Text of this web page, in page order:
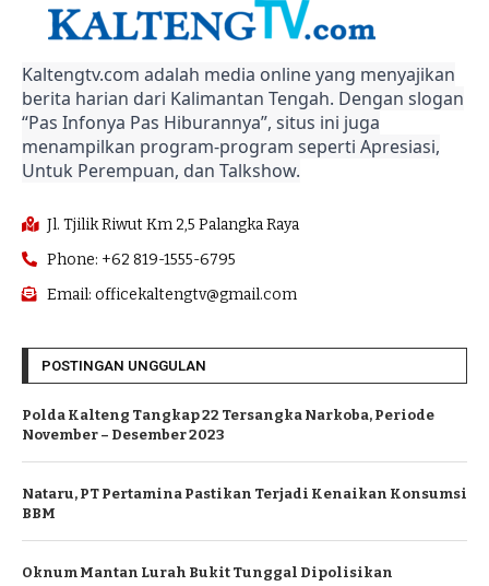
Kaltengtv.com adalah media online yang menyajikan
berita harian dari Kalimantan Tengah. Dengan slogan
“Pas Infonya Pas Hiburannya”, situs ini juga
menampilkan program-program seperti Apresiasi,
Untuk Perempuan, dan Talkshow.
Jl. Tjilik Riwut Km 2,5 Palangka Raya
Phone: +62 819-1555-6795
Email: officekaltengtv@gmail.com
POSTINGAN UNGGULAN
Polda Kalteng Tangkap 22 Tersangka Narkoba, Periode
November – Desember 2023
Nataru, PT Pertamina Pastikan Terjadi Kenaikan Konsumsi
BBM
Oknum Mantan Lurah Bukit Tunggal Dipolisikan